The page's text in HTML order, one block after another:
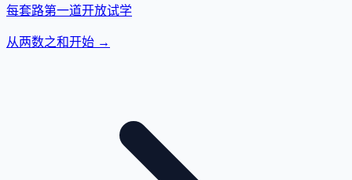
每套路第一道开放试学
从两数之和开始 →